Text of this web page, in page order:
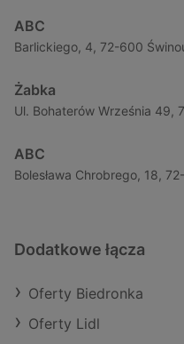
ABC
Barlickiego, 4, 72-600
Żabka
Ul. Bohaterów Września 49,
ABC
Bolesława Chrobrego, 18,
Dodatkowe łącza
Oferty Biedronka
Oferty Lidl